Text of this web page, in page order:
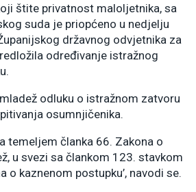
štite privatnost maloljetnika, sa
suda je priopćeno u nedjelju
državnog odvjetnika za
određivanje istražnog
odluku o istražnom zatvoru
osumnjičenika.
temeljem članka 66. Zakona o
u svezi sa člankom 123. stavkom
o kaznenom postupku’, navodi se.